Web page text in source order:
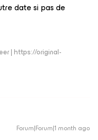
date si pas de
| https://original-
Forum|Forum|1 month ago